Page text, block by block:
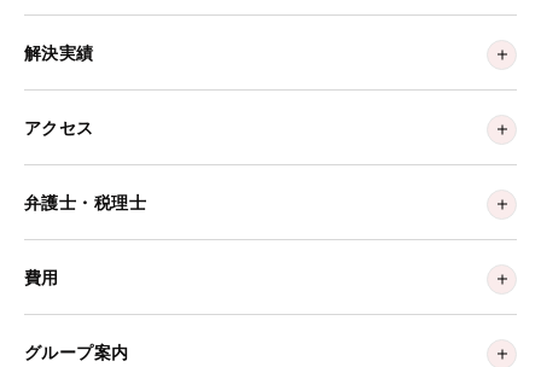
解決実績
アクセス
弁護士・税理士
費用
グループ案内